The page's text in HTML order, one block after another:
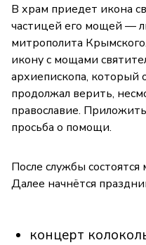
В храм приедет икона
частицей его мощей —
митрополита
икону с мощами
архиепископа, который
продолжал верить,
православие.
просьба о помощи.
После службы
Далее начнётся
концерт